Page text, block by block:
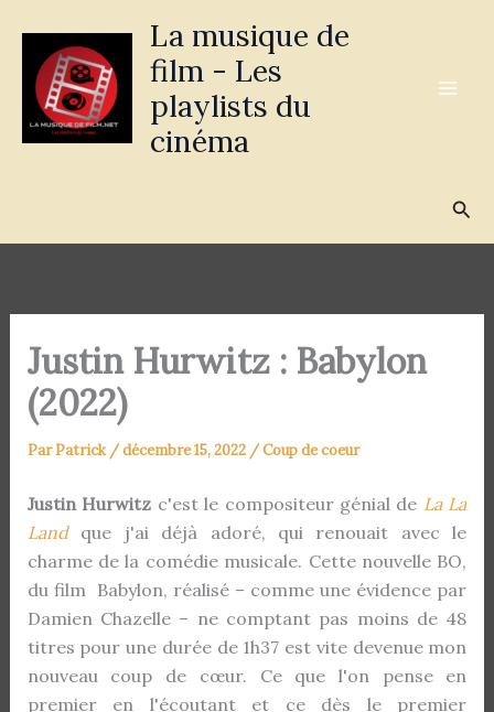
contenu
La musique de
film - Les
playlists du
cinéma
Justin Hurwitz : Babylon
(2022)
ParPatrick /décembre 15, 2022 /Coup de coeur
Justin Hurwitz c'est le compositeur génial de La La
Landque j'ai déjà adoré, qui renouait avec le
charme de la comédie musicale. Cette nouvelle BO,
du film Babylon, réalisé – comme une évidence par
Damien Chazelle – ne comptant pas moins de 48
titres pour une durée de 1h37 est vite devenue mon
nouveau coup de cœur. Ce que l'on pense en
premier en l'écoutant et ce dès le premier